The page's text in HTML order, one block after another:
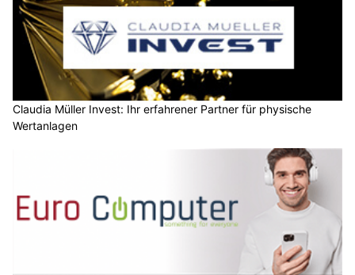
Claudia Müller Invest: Ihr erfahrener Partner für physische
Wertanlagen